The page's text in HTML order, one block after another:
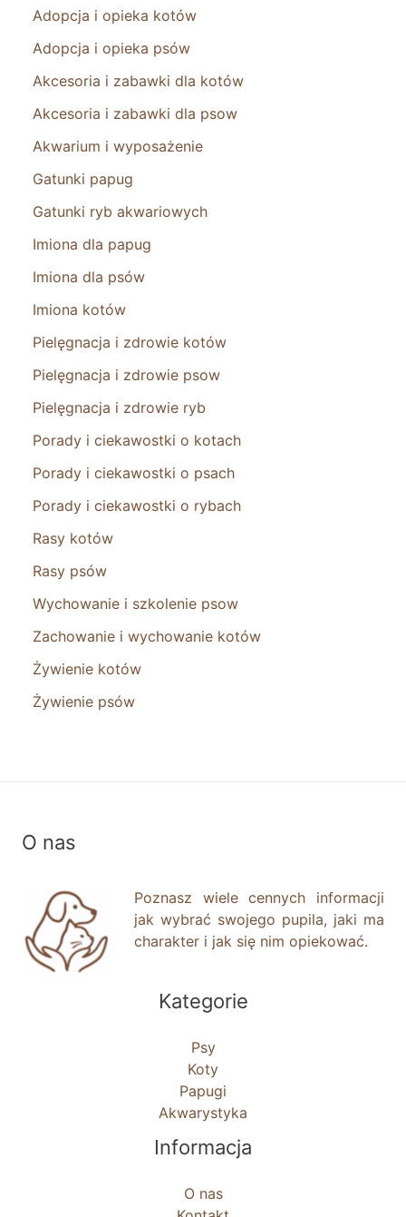
Adopcja i opieka kotów
Adopcja i opieka psów
Akcesoria i zabawki dla kotów
Akcesoria i zabawki dla psow
Akwarium i wyposażenie
Gatunki papug
Gatunki ryb akwariowych
Imiona dla papug
Imiona dla psów
Imiona kotów
Pielęgnacja i zdrowie kotów
Pielęgnacja i zdrowie psow
Pielęgnacja i zdrowie ryb
Porady i ciekawostki o kotach
Porady i ciekawostki o psach
Porady i ciekawostki o rybach
Rasy kotów
Rasy psów
Wychowanie i szkolenie psow
Zachowanie i wychowanie kotów
Żywienie kotów
Żywienie psów
O nas
Poznasz wiele cennych informacji
jak wybrać swojego pupila, jaki ma
charakter i jak się nim opiekować.
Kategorie
Psy
Koty
Papugi
Akwarystyka
Informacja
O nas